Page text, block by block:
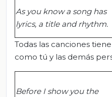
As you know a song has
lyrics, a title and rhythm.
Todas las canciones
como tú y las demás
Before I show you the